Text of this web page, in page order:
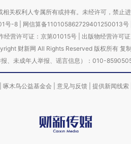
关权利人专属所有或持有。未经许可，禁止
号-8 网信算备110105862729401250013号
经营许可证：京第01015号| 出版物经营许可
财新网 All Rights Reserved 版权所有 复
报、未成年人举报、谣言信息）：010-
啄木鸟公益基金会 意见与反馈 提供新闻线索